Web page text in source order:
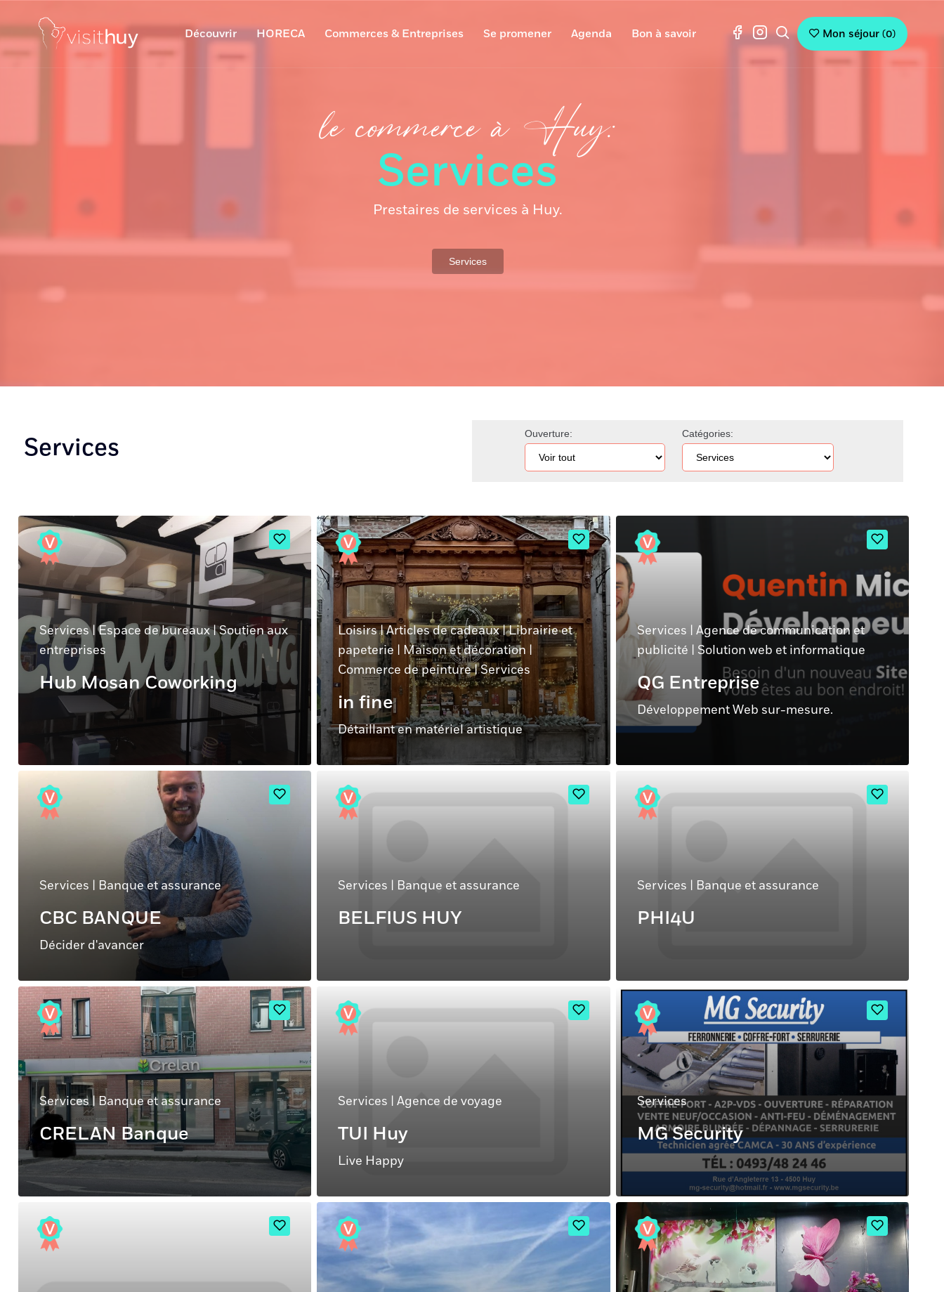
Découvrir HORECA Commerces & Entreprises Se promener Agenda Bon à savoir Mon séjour(0)
le commerce à Huy:
Services
Prestaires de services à Huy.
Services
Services Ouverture: Catégories:
Services|Espace de bureaux|Soutien aux
entreprises
Hub Mosan Coworking
Loisirs|Articles de cadeaux|Librairie et
papeterie | Maison et décoration |
Commerce de peinture|Services
in fine
Détaillant en matériel artistique
Services | Agence de communication et
publicité | Solution web et informatique
QG Entreprise
Développement Web sur-mesure.
Services | Banque et assurance
CBC BANQUE
Décider d'avancer
Services | Banque et assurance
BELFIUS HUY
Services | Banque et assurance
PHI4U
Services|Banque et assurance
CRELAN Banque
Services |Agence de voyage
TUI Huy
Live Happy
Services
MG Security